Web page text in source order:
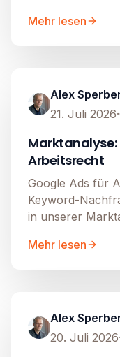
Mehr lesen
Alex
21. Juli 2026·
Marktanalyse:
Arbeitsrecht
Google Ads für
Keyword-
in unserer
Mehr lesen
Alex
20. Juli 2026·